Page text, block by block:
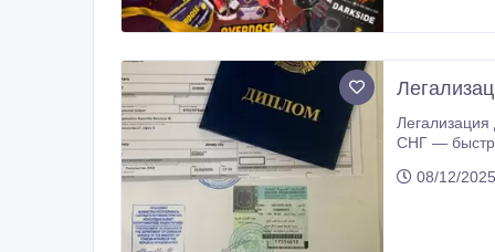
Легализация документов под ключ
СНГ — быстро, официально, с полной гарантией. ✔ Легализация через МИД РК и консульства ✔ Апостиль
более 100+
08/12/